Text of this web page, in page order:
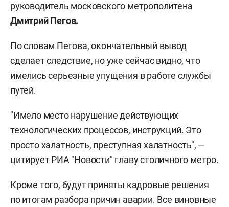
руководитель московского метрополитена
Дмитрий Пегов.
По словам Пегова, окончательный вывод
сделает следствие, но уже сейчас видно, что
имелись серьезные упущения в работе службы
путей.
"Имело место нарушение действующих
технологических процессов, инструкций. Это
просто халатность, преступная халатность", —
цитирует РИА "Новости" главу столичного метро.
Кроме того, будут приняты кадровые решения
по итогам разбора причин аварии. Все виновные